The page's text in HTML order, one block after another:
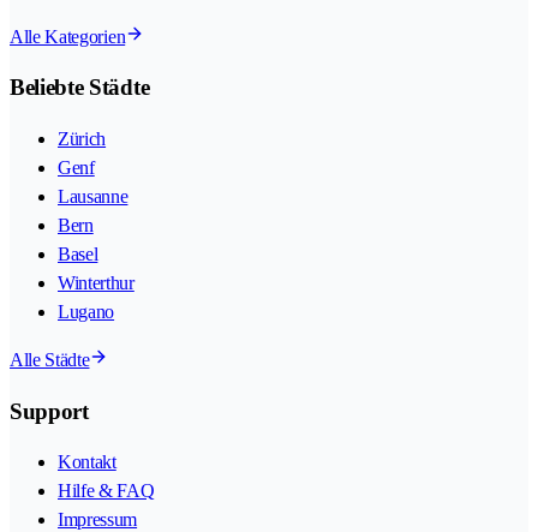
Alle Kategorien
Beliebte Städte
Zürich
Genf
Lausanne
Bern
Basel
Winterthur
Lugano
Alle Städte
Support
Kontakt
Hilfe & FAQ
Impressum